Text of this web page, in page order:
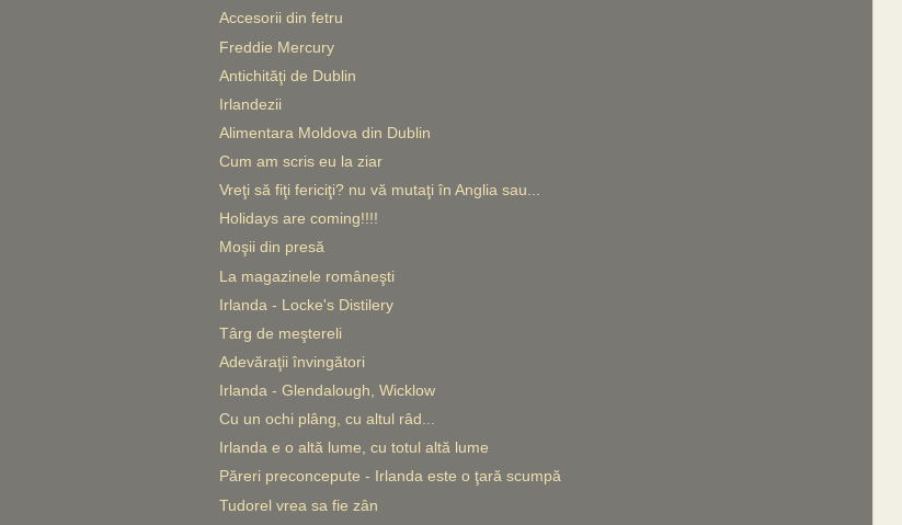
Accesorii din fetru
Freddie Mercury
Antichităţi de Dublin
Irlandezii
Alimentara Moldova din Dublin
Cum am scris eu la ziar
Vreţi să fiţi fericiţi? nu vă mutaţi în Anglia sau...
Holidays are coming!!!!
Moşii din presă
La magazinele româneşti
Irlanda - Locke's Distilery
Târg de meştereli
Adevăraţii învingători
Irlanda - Glendalough, Wicklow
Cu un ochi plâng, cu altul râd...
Irlanda e o altă lume, cu totul altă lume
Păreri preconcepute - Irlanda este o ţară scumpă
Tudorel vrea sa fie zân